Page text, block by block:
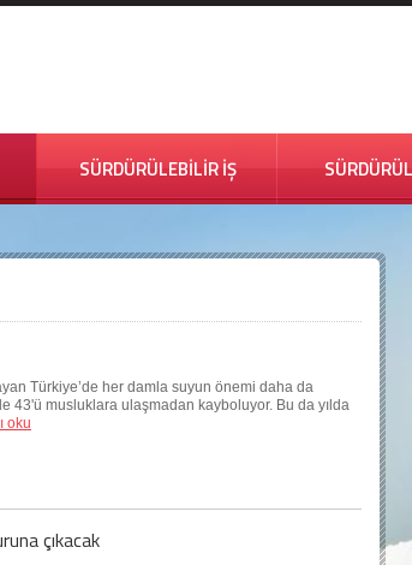
SÜRDÜRÜLEBİLİR İŞ
Türkiye’de her damla suyun önemi daha da
43'ü musluklara ulaşmadan kayboluyor. Bu da yılda
oku
çıkacak